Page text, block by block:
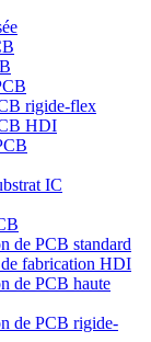
rigide-flex
HDI
IC
de PCB standard
de fabrication HDI
de PCB haute
de PCB rigide-